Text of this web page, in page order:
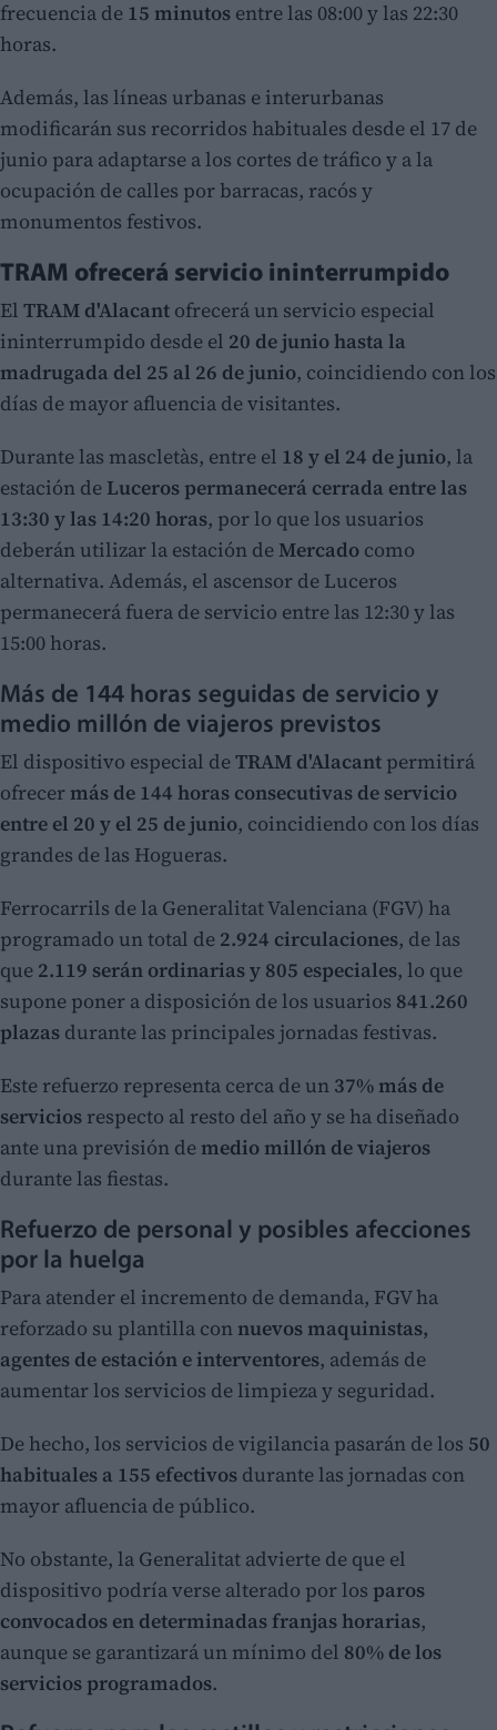
frecuencia de 15 minutos entre las 08:00 y las 22:30
horas.
Además, las líneas urbanas e interurbanas
modificarán sus recorridos habituales desde el 17 de
junio para adaptarse a los cortes de tráfico y a la
ocupación de calles por barracas, racós y
monumentos festivos.
TRAM ofrecerá servicio ininterrumpido
El TRAM d'Alacant ofrecerá un servicio especial
ininterrumpido desde el 20 de junio hasta la
madrugada del 25 al 26 de junio, coincidiendo con los
días de mayor afluencia de visitantes.
Durante las mascletàs, entre el 18 y el 24 de junio, la
estación de Luceros permanecerá cerrada entre las
13:30 y las 14:20 horas, por lo que los usuarios
deberán utilizar la estación deMercado como
alternativa. Además, el ascensor de Luceros
permanecerá fuera de servicio entre las 12:30 y las
15:00 horas.
Más de 144 horas seguidas de servicio y
medio millón de viajeros previstos
El dispositivo especial deTRAM d'Alacant permitirá
ofrecermás de 144 horas consecutivas de servicio
entre el 20 y el 25 de junio, coincidiendo con los días
grandes de las Hogueras.
Ferrocarrils de la Generalitat Valenciana (FGV) ha
programado un total de 2.924 circulaciones, de las
que 2.119 serán ordinarias y 805 especiales, lo que
supone poner a disposición de los usuarios 841.260
plazas durante las principales jornadas festivas.
Este refuerzo representa cerca de un 37% más de
servicios respecto al resto del año y se ha diseñado
ante una previsión demedio millón de viajeros
durante las fiestas.
Refuerzo de personal y posibles afecciones
por la huelga
Para atender el incremento de demanda, FGV ha
reforzado su plantilla connuevos maquinistas,
agentes de estación e interventores, además de
aumentar los servicios de limpieza y seguridad.
De hecho, los servicios de vigilancia pasarán de los 50
habituales a 155 efectivos durante las jornadas con
mayor afluencia de público.
No obstante, la Generalitat advierte de que el
dispositivo podría verse alterado por los paros
convocados en determinadas franjas horarias,
aunque se garantizará un mínimo del 80% de los
servicios programados.